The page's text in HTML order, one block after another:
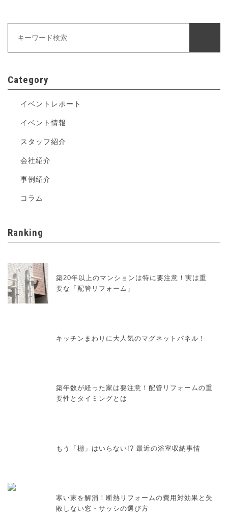
Category
イベントレポート
イベント情報
スタッフ紹介
会社紹介
事例紹介
コラム
Ranking
築20年以上のマンションは特に要注意！実は重
要な「配管リフォーム」
キッチンまわりに大人気のマグネットパネル！
築年数が経った家は要注意！配管リフォームの重
要性とタイミングとは
もう「棚」はいらない!? 最近の浴室収納事情
寒い家を解消！断熱リフォームの費用対効果と失
敗しない窓・サッシの選び方